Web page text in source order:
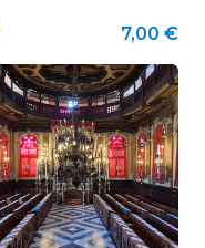
7,00 €